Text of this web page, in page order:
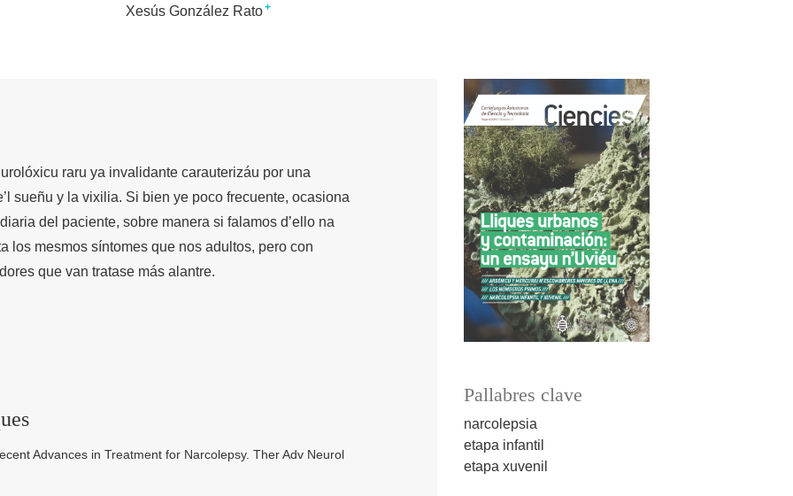
Xesús González Rato+
Pallabres clave
narcolepsia
etapa infantil
etapa xuvenil
raru ya invalidante carauterizáu por una
sueñu y la vixilia. Si bien ye poco frecuente, ocasiona
del paciente, sobre manera si falamos d’ello na
los mesmos síntomes que nos adultos, pero con
que van tratase más alantre.
Advances in Treatment for Narcolepsy. Ther Adv Neurol